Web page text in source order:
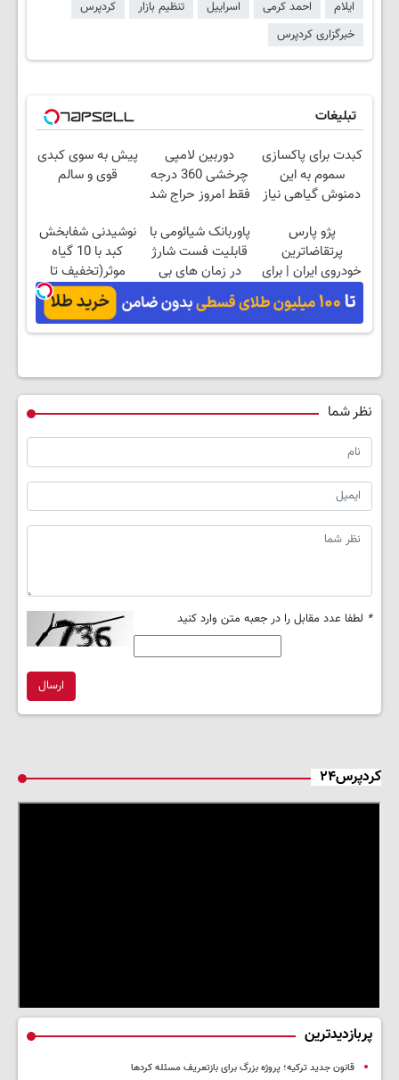
ایلام احمد کرمی اسراییل تنظیم بازار
کردپرس
خبرگزاری کردپرس
تبلیغات
کبدت برای پاکسازی
سموم به این
دمنوش گیاهی نیاز
دوربین لامپی
چرخشی 360 درجه
فقط امروز حراج شد
منزل
پیش به سوی کبدی
قوی و سالم
پژو پارس
پرتقاضاترین
خودروی ایران | برای
فروشش فرصت رو
از دست نده!
پاوربانک شیائومی با
قابلیت فست شارژ
در زمان های بی
برقی⚡
نوشیدنی شفابخش
کبد با 10 گیاه
موثر(تخفیف تا
امشب)
نظر شما
* لطفا عدد مقابل را در جعبه متن وارد کنید
ارسال
کردپرس۲۴
پربازدیدترین
قانون جدید ترکیه؛ پروژه بزرگ‌ برای بازتعریف مسئله کردها